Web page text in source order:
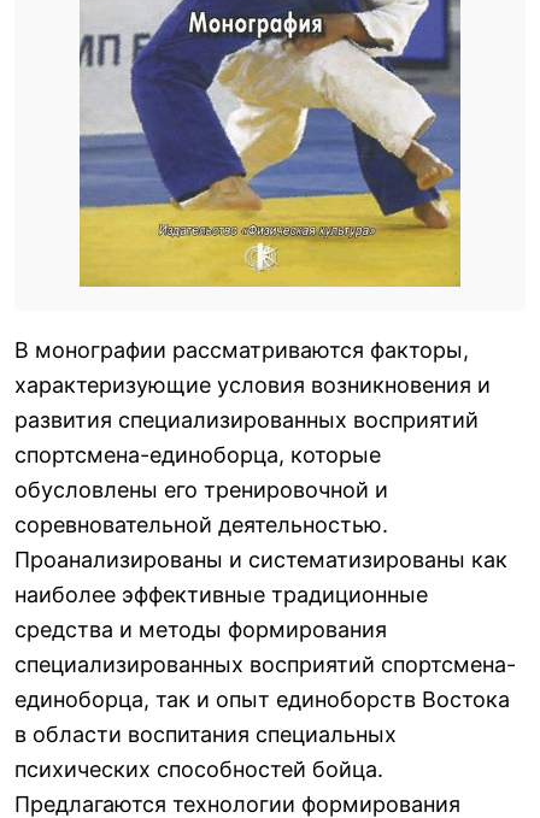
В монографии рассматриваются факторы,
характеризующие условия возникновения и
развития специализированных восприятий
спортсмена-единоборца, которые
обусловлены его тренировочной и
соревновательной деятельностью.
Проанализированы и систематизированы как
наиболее эффективные традиционные
средства и методы формирования
специализированных восприятий спортсмена-
единоборца, так и опыт единоборств Востока
в области воспитания специальных
психических способностей бойца.
Предлагаются технологии формирования